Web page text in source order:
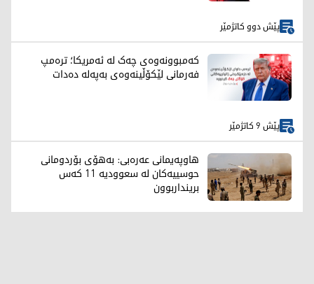
پێش دوو کاتژمێر
کەمبوونەوەی چەک لە ئەمریکا؛ ترەمپ
فەرمانی لێکۆڵینەوەی بەپەلە دەدات
پێش 9 کاتژمێر
هاوپەیمانی عەرەبی: بەهۆی بۆردومانی
حوسییەکان لە سعوودیە 11 کەس
برینداربوون